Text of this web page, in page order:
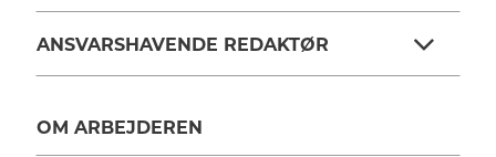
ANSVARSHAVENDE REDAKTØR
OM ARBEJDEREN